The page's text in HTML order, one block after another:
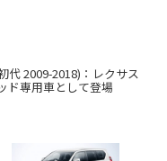
代 2009-2018)：レクサス
ド専用車として登場